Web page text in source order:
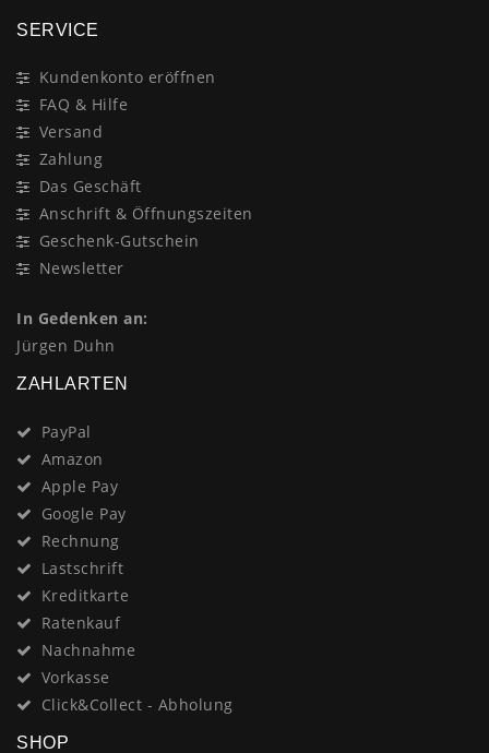
SERVICE
Kundenkonto eröffnen
FAQ & Hilfe
Versand
Zahlung
Das Geschäft
Anschrift & Öffnungszeiten
Geschenk-Gutschein
Newsletter
In Gedenken an:
Jürgen Duhn
ZAHLARTEN
PayPal
Amazon
Apple Pay
Google Pay
Rechnung
Lastschrift
Kreditkarte
Ratenkauf
Nachnahme
Vorkasse
Click&Collect - Abholung
SHOP